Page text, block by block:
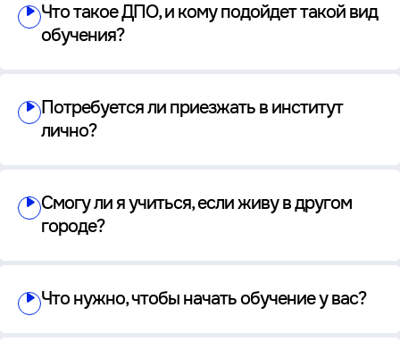
Что такое ДПО, и кому подойдет такой вид
обучения?
Потребуется ли приезжать в институт
лично?
Смогу ли я учиться, если живу в другом
городе?
Что нужно, чтобы начать обучение у вас?